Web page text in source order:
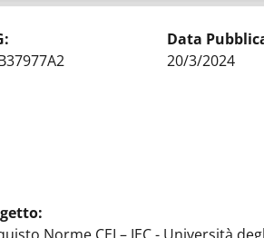
:
Data
20/3/2024
: